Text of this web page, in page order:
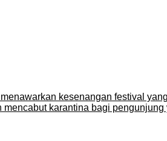
kesenangan festival
mencabut karantina bagi